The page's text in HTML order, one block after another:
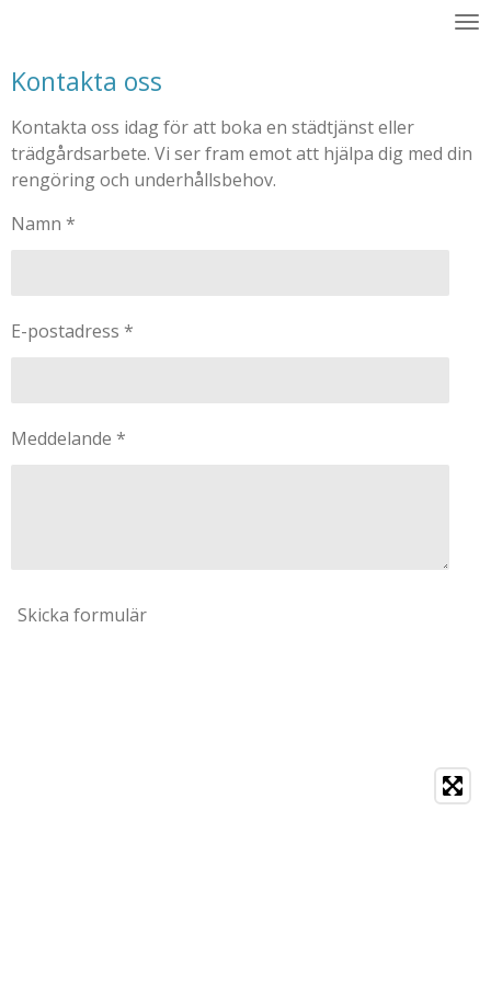
huvudinnehållet
Kontakta oss
Kontakta oss idag för att boka en städtjänst eller
trädgårdsarbete. Vi ser fram emot att hjälpa dig med din
rengöring och underhållsbehov.
Namn *
E-postadress *
Meddelande *
Skicka formulär